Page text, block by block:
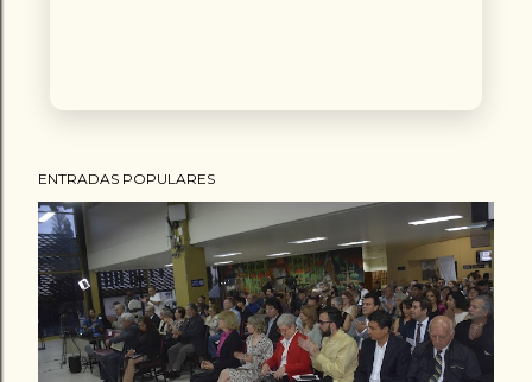
ENTRADAS POPULARES